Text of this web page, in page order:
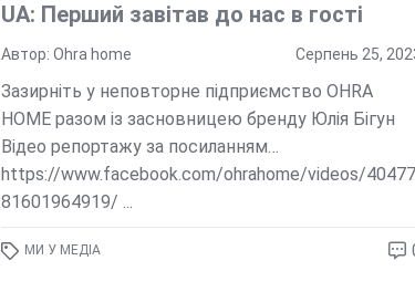
UA: Перший завітав до нас в гості
Автор: Ohra home Серпень 25,
Зазирніть у неповторне підприємство OHRA
HOME разом із засновницею бренду Юлія Бігун
Відео репортажу за посиланням…
https://www.facebook.com/ohrahome/videos/40477
81601964919/ ...
МИ У МЕДІА